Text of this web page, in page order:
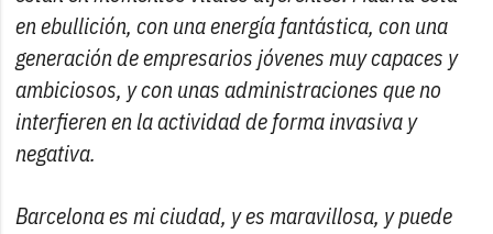
en ebullición, con una energía fantástica, con una
generación de empresarios jóvenes muy capaces y
ambiciosos, y con unas administraciones que no
interfieren en la actividad de forma invasiva y
negativa.
Barcelona es mi ciudad, y es maravillosa, y puede